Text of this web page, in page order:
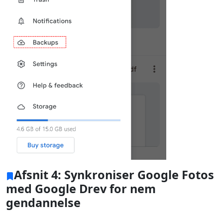
Afsnit 4: Synkroniser Google Fotos
med Google Drev for nem
gendannelse